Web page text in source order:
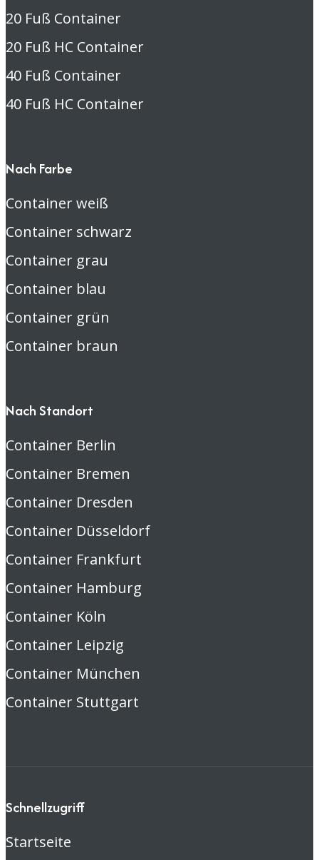
20 Fuß Container
20 Fuß HC Container
40 Fuß Container
40 Fuß HC Container
Nach Farbe
Container weiß
Container schwarz
Container grau
Container blau
Container grün
Container braun
Nach Standort
Container Berlin
Container Bremen
Container Dresden
Container Düsseldorf
Container Frankfurt
Container Hamburg
Container Köln
Container Leipzig
Container München
Container Stuttgart
Schnellzugriff
Startseite